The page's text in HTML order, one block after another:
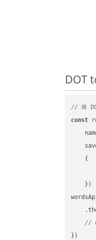
DOT
// 将
const
    {
    })
//
})